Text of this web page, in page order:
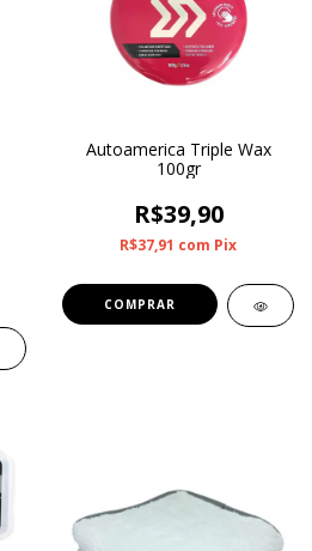
Autoamerica Triple Wax
100gr
R$39,90
R$37,91 com Pix